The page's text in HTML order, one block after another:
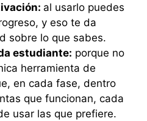
al usarlo puedes
y eso te da
sobre lo que sabes.
estudiante: porque no
herramienta de
en cada fase, dentro
que funcionan, cada
usar las que prefiere.